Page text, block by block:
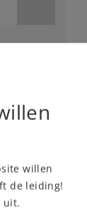
willen
de leiding!
uit.